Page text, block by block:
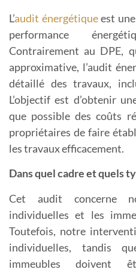
L’audit énergétiqueest
performance
Contrairement au DPE,
approximative, l’audit
détaillé des travaux,
L’objectif est d’obtenir
que possible des coûts
propriétaires de faire
les travaux efficacement.
Dans quel cadre et quels
Cet audit concerne
individuelles et les
Toutefois, notre
individuelles, tandis
immeubles doivent